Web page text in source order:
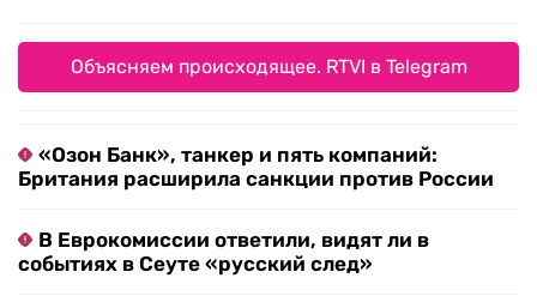
Объясняем происходящее. RTVI в Telegram
«Озон Банк», танкер и пять компаний:
Британия расширила санкции против России
В Еврокомиссии ответили, видят ли в
событиях в Сеуте «русский след»